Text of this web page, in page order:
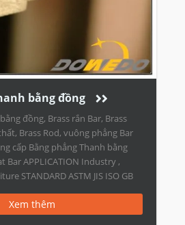
bằng đồng
đồng, Brass rắn Bar, Brass
Brass Rod, vuông phẳng Bar
cấp Bằng phẳng Thanh bằng
Bar APPLICATION Industry ,
STANDARD ASTM JIS ISO GB
[…]
Xem thêm